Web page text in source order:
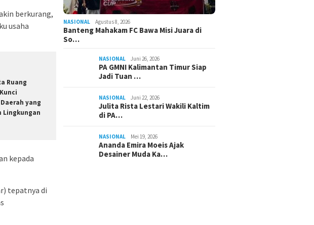
berkurang,
usaha
Ruang
yang
Lingkungan
kepada
tepatnya di
NASIONAL Agustus 8, 2026
Banteng Mahakam FC Bawa Misi Juara di
So…
NASIONAL Juni 26, 2026
PA GMNI Kalimantan Timur Siap
Jadi Tuan …
NASIONAL Juni 22, 2026
Julita Rista Lestari Wakili Kaltim
di PA…
NASIONAL Mei 19, 2026
Ananda Emira Moeis Ajak
Desainer Muda Ka…